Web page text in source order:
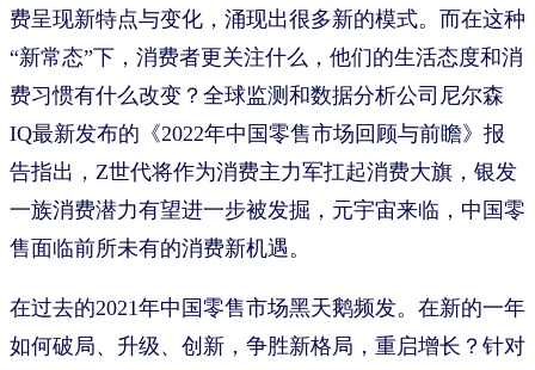
费呈现新特点与变化，涌现出很多新的模式。而在这种
“新常态”下，消费者更关注什么，他们的生活态度和消
费习惯有什么改变？全球监测和数据分析公司尼尔森
IQ最新发布的《2022年中国零售市场回顾与前瞻》报
告指出，Z世代将作为消费主力军扛起消费大旗，银发
一族消费潜力有望进一步被发掘，元宇宙来临，中国零
售面临前所未有的消费新机遇。
在过去的2021年中国零售市场黑天鹅频发。在新的一年
如何破局、升级、创新，争胜新格局，重启增长？针对